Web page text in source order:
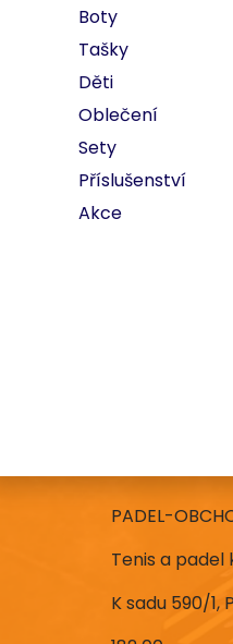
Boty
Tašky
Děti
Oblečení
Sety
Příslušenství
Akce
PADEL-
Tenis a
K sadu 590/1,